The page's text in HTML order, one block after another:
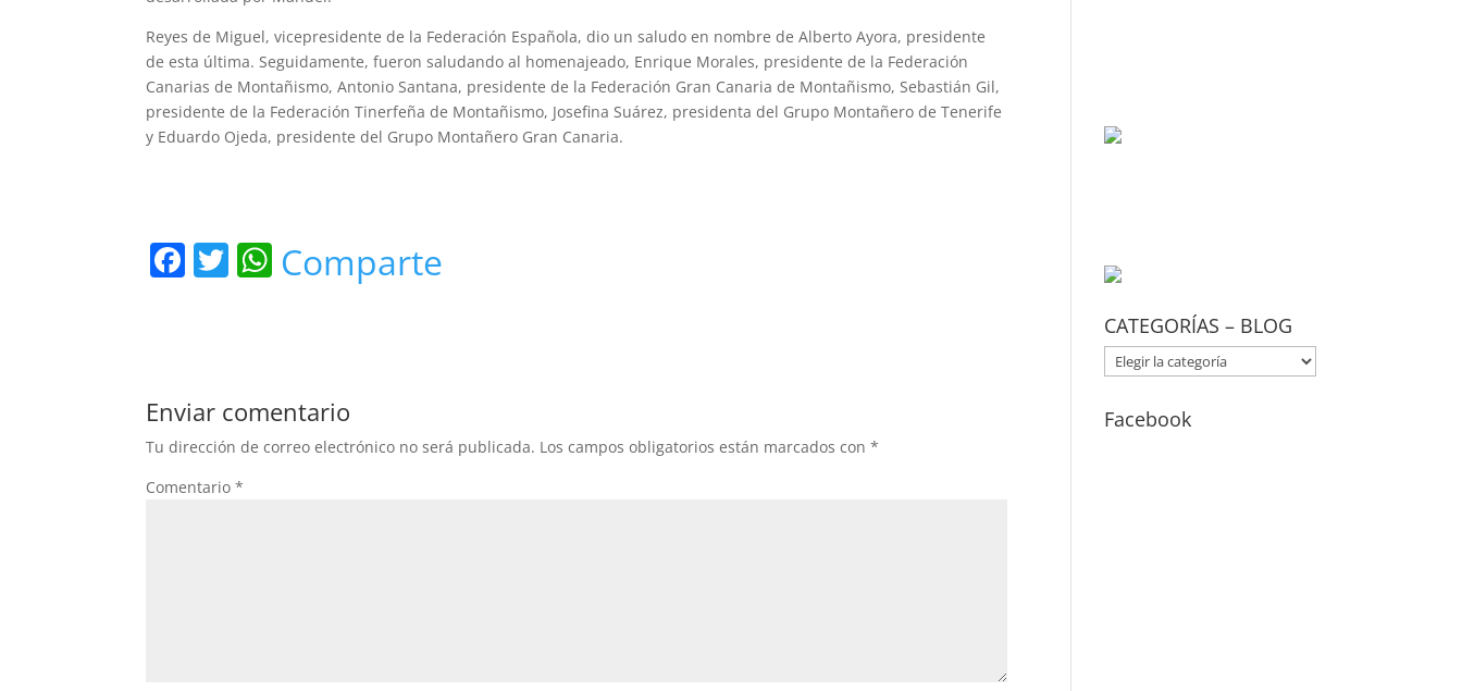
Reyes de Miguel, vicepresidente de la Federación Española, dio un saludo en nombre de Alberto Ayora, presidente
de esta última. Seguidamente, fueron saludando al homenajeado, Enrique Morales, presidente de la Federación
Canarias de Montañismo, Antonio Santana, presidente de la Federación Gran Canaria de Montañismo, Sebastián Gil,
presidente de la Federación Tinerfeña de Montañismo, Josefina Suárez, presidenta del Grupo Montañero de Tenerife
y Eduardo Ojeda, presidente del Grupo Montañero Gran Canaria.
F
b
o
o
k
T W
A
p
p
Comparte
Enviar comentario
Tu dirección de correo electrónico no será publicada. Los campos obligatorios están marcados con*
Comentario*
CATEGORÍAS – BLOG
CATEGORÍAS
–
BLOG
Facebook